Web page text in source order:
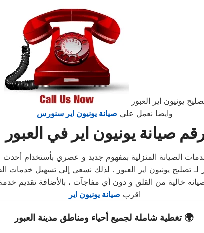
يونيون اير العبور
وايضا نعمل علي صيانة يونيون اير سنورس
صيانة يونيون اير في العبور
الصيانة المنزلية بمفهوم جديد و عصري بأستخدام
تصليح يونيون اير العبور . لذلك نسعى إلى تسهيل خدمات
من القلق و دون أي مفاجآت ، بالأضافة تقديم خدمة
اقرب صيانة يونيون اير
🌍 تغطية شاملة لجميع أحياء ومناطق مدينة العبور